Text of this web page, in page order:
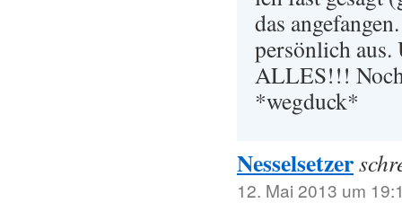
das
persönlich
ALLES!!!
*wegduck*
Nesselsetzer
12. Mai 2013 um